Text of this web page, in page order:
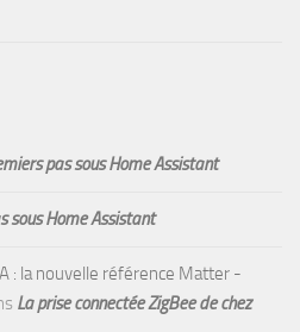
pas sous Home Assistant
sous Home Assistant
: la nouvelle référence Matter -
La prise connectée ZigBee de chez